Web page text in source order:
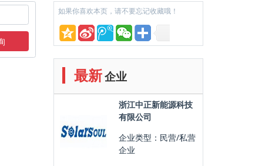
如果你喜欢本页，请不要忘记收藏哦！
最新企业
浙江中正新能源科技
有限公司
企业类型：民营/私营
企业